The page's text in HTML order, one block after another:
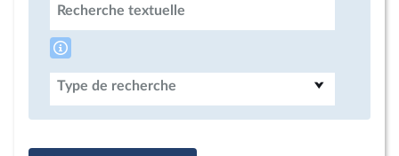
Recherche textuelle
Type de recherche